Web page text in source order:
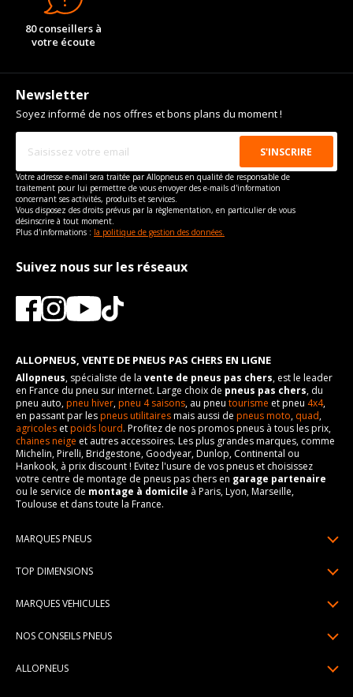
80 conseillers à
votre écoute
Newsletter
Soyez informé de nos offres et bons plans du moment !
Votre adresse e-mail sera traitée par Allopneus en qualité de responsable de
traitement pour lui permettre de vous envoyer des e-mails d'information
concernant ses activités, produits et services.
Vous disposez des droits prévus par la règlementation, en particulier de vous
désinscrire à tout moment.
Plus d'informations : la politique de gestion des données.
Suivez nous sur les réseaux
ALLOPNEUS, VENTE DE PNEUS PAS CHERS EN LIGNE
Allopneus, spécialiste de la vente de pneus pas chers, est le leader
en France du pneu sur internet. Large choix de pneus pas chers, du
pneu auto,pneu hiver,pneu 4 saisons, au pneu tourisme et pneu 4x4,
en passant par lespneus utilitairesmais aussi de pneus moto, quad,
agricoles etpoids lourd. Profitez de nos promos pneus à tous les prix,
chaines neige et autres accessoires. Les plus grandes marques, comme
Michelin, Pirelli, Bridgestone, Goodyear, Dunlop, Continental ou
Hankook, à prix discount ! Evitez l'usure de vos pneus et choisissez
votre centre de montage de pneus pas chers en garage partenaire
ou le service de montage à domicile à Paris, Lyon, Marseille,
Toulouse et dans toute la France.
MARQUES PNEUS
Pneus Continental
Pneus Hankook
TOP DIMENSIONS
195/65R15
MARQUES VEHICULES
Peugeot
NOS CONSEILS PNEUS
ALLOPNEUS